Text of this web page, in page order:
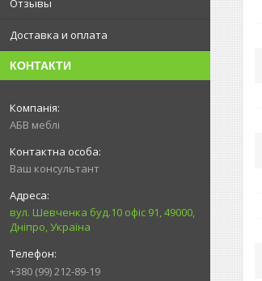
Отзывы
Доставка и оплата
КОНТАКТИ
АБВ меблі
Ваш консультант
вул. Шевченка буд.10 офіс 91, 49000,
Дніпро, Україна
+380 (99) 212-89-19